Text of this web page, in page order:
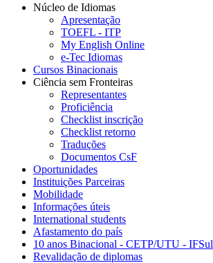
Núcleo de Idiomas
Apresentação
TOEFL - ITP
My English Online
e-Tec Idiomas
Cursos Binacionais
Ciência sem Fronteiras
Representantes
Proficiência
Checklist inscrição
Checklist retorno
Traduções
Documentos CsF
Oportunidades
Instituições Parceiras
Mobilidade
Informações úteis
International students
Afastamento do país
10 anos Binacional - CETP/UTU - IFSul
Revalidação de diplomas